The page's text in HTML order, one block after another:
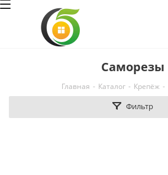
Саморезы
Главная - Каталог - Крепёж -
Фильтр